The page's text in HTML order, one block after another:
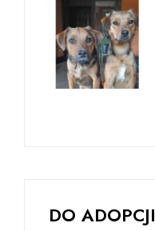
DO ADOPCJI